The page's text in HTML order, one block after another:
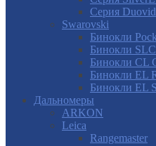
Серия Duovid
Swarovski
Бинокли
Бинокли SLC
Бинокли CL
Бинокли EL
Бинокли EL
Дальномеры
ARKON
Leica
Rangemaster